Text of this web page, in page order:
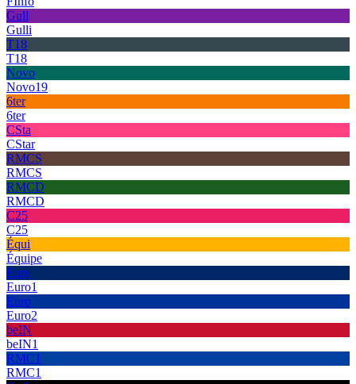
Gull
Gulli
T18
T18
Novo
Novo19
6ter
6ter
CSta
CStar
RMCS
RMCS
RMCD
RMCD
C25
C25
Équi
Équipe
Euro
Euro1
Euro
Euro2
beIN
beIN1
RMC1
RMC1